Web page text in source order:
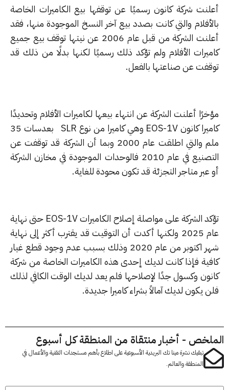
شركة كانون رسميًا عن توقفها بيع الكاميرات الخاصة
والتي كانت بصدد بيع آخر النسخ الموجودة منها، فقد
أعلنت الشركة من قبل عام 2006 عن نيتها توقف بيع جميع
الأفلام ولم تؤكد ذلك رسميًا لكنها بدلًا من ذلك قد
عن صناعتها بالفعل.
أعلنت الشركة عن انتهاء بيعها لكاميرات الأفلام وتحديدًا
كاميرا كانون EOS-1V وهي كاميرا من نوع SLR بعدسات 35
ملم والتي اطلقت عام 2000 وبما أن الشركة قد توقفت عن
التصنيع في عام 2010 فالوحدات الموجودة في مخازن الشركة
عبر متاجر التجزئة قد تكون محودة للغاية.
تؤكد الشركة على مواصلة إصلاح الكاميرات EOS-1V حتى نهاية
عام 2025 ولكنها أكدت أن التوقيت قد يقترب أكثر إلى نهاية
شهر اكتوبر من عام 2020 وذلك بسبب عدم وجود قطع غيار
فإذا كانت لديك إحدى هذه الكاميرات الخاصة من شركة
وكسول جدًا لإصلاحها فلم يعد لديك الوقت الكافي لذلك
يكون لديك آمالاً بشراء كاميرا جديدة.
- أخبار منتقاة من المنطقة كل أسبوع
تبقيك نشرة مينا تك البريدية الأسبوعية على اطلاع بأهم مستجدات التقنية والأعمال في
المنطقة والعالم.